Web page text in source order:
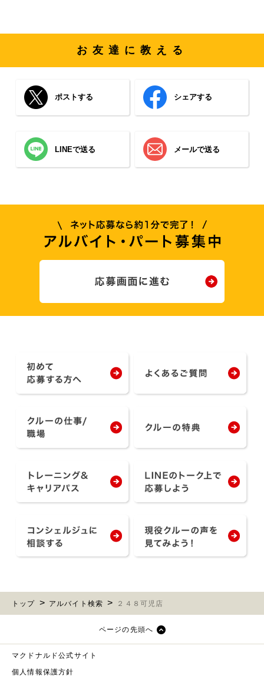
お友達に教える
ポストする シェアする
LINEで送る メールで送る
トップ アルバイト検索 ２４８可児店
ページの先頭へ
マクドナルド公式サイト
個人情報保護方針